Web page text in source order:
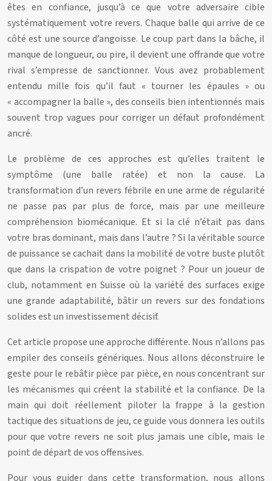
êtes en confiance, jusqu’à ce que votre adversaire cible
systématiquement votre revers. Chaque balle qui arrive de ce
côté est une source d’angoisse. Le coup part dans la bâche, il
manque de longueur, ou pire, il devient une offrande que votre
rival s’empresse de sanctionner. Vous avez probablement
entendu mille fois qu’il faut « tourner les épaules » ou
« accompagner la balle », des conseils bien intentionnés mais
souvent trop vagues pour corriger un défaut profondément
ancré.
Le problème de ces approches est qu’elles traitent le
symptôme (une balle ratée) et non la cause. La
transformation d’un revers fébrile en une arme de régularité
ne passe pas par plus de force, mais par une meilleure
compréhension biomécanique. Et si la clé n’était pas dans
votre bras dominant, mais dans l’autre ? Si la véritable source
de puissance se cachait dans la mobilité de votre buste plutôt
que dans la crispation de votre poignet ? Pour un joueur de
club, notamment en Suisse où la variété des surfaces exige
une grande adaptabilité, bâtir un revers sur des fondations
solides est un investissement décisif.
Cet article propose une approche différente. Nous n’allons pas
empiler des conseils génériques. Nous allons déconstruire le
geste pour le rebâtir pièce par pièce, en nous concentrant sur
les mécanismes qui créent la stabilité et la confiance. De la
main qui doit réellement piloter la frappe à la gestion
tactique des situations de jeu, ce guide vous donnera les outils
pour que votre revers ne soit plus jamais une cible, mais le
point de départ de vos offensives.
Pour vous guider dans cette transformation, nous allons